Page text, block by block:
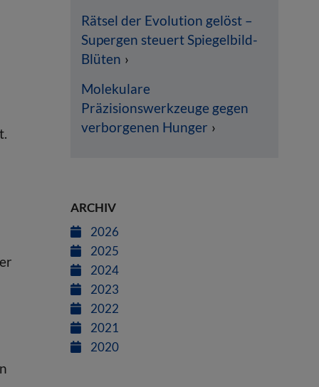
Rätsel der Evolution gelöst –
Supergen steuert Spiegelbild-
Blüten
Molekulare
Präzisionswerkzeuge gegen
verborgenen Hunger
ARCHIV
2026
2025
2024
2023
2022
2021
2020